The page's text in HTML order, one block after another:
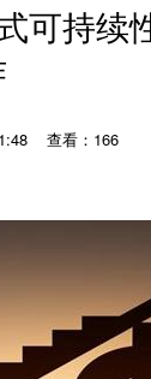
可持续
查看：166